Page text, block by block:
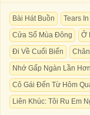
Bài Hát Buồn Tears
Cửa Sổ Mùa Đông
Ở
Đi Về Cuối Biển
Nhớ Gấp Ngàn Lần Hơn
Cô Gái Đến Từ Hôm
Liên Khúc: Tôi Ru Em